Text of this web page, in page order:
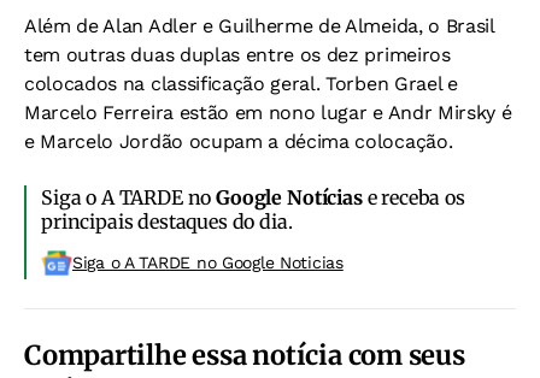
Além de Alan Adler e Guilherme de Almeida, o Brasil
tem outras duas duplas entre os dez primeiros
colocados na classificação geral. Torben Grael e
Marcelo Ferreira estão em nono lugar e Andr Mirsky é
e Marcelo Jordão ocupam a décima colocação.
Siga o A TARDE noGoogle Notíciase receba os
principais destaques do dia.
Siga o A TARDE no Google Noticias
Compartilhe essa notícia com seus